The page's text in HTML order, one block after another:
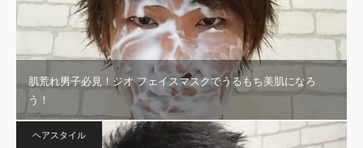
肌荒れ男子必見！ジオ フェイスマスクでうるもち美肌になろ
う！
ヘアスタイル